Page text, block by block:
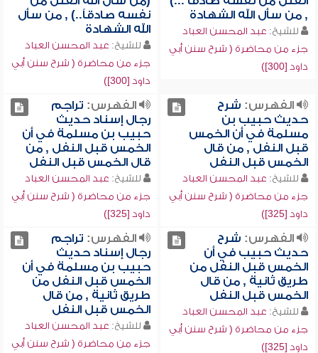
, من سأل الله الشهادة
للشيخ: عبد المحسن العباد
جزء من محاضرة ( شرح سنن أبي
داود [300])
نفسه صادقاً..) , من سأل
الله الشهادة
للشيخ: عبد المحسن العباد
جزء من محاضرة ( شرح سنن أبي
داود [300])
الفهرس: شرح
حديث حبيب بن
مسلمة في أن الخمس
قبل النفل , من قال
الخمس قبل النفل
للشيخ: عبد المحسن العباد
جزء من محاضرة ( شرح سنن أبي
داود [325])
الفهرس: تراجم
رجال إسناد حديث
حبيب بن مسلمة في أن
الخمس قبل النفل , من
قال الخمس قبل النفل
للشيخ: عبد المحسن العباد
جزء من محاضرة ( شرح سنن أبي
داود [325])
الفهرس: شرح
حديث حبيب في أن
الخمس قبل النفل من
طريق ثانية , من قال
الخمس قبل النفل
للشيخ: عبد المحسن العباد
جزء من محاضرة ( شرح سنن أبي
داود [325])
الفهرس: تراجم
رجال إسناد حديث
حبيب بن مسلمة في أن
الخمس قبل النفل من
طريق ثانية , من قال
الخمس قبل النفل
للشيخ: عبد المحسن العباد
جزء من محاضرة ( شرح سنن أبي